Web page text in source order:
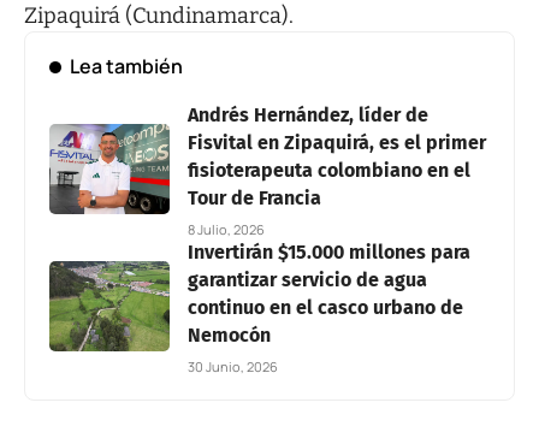
Zipaquirá (Cundinamarca).
Lea también
Andrés Hernández, líder de
Fisvital en Zipaquirá, es el primer
fisioterapeuta colombiano en el
Tour de Francia
8 Julio, 2026
Invertirán $15.000 millones para
garantizar servicio de agua
continuo en el casco urbano de
Nemocón
30 Junio, 2026